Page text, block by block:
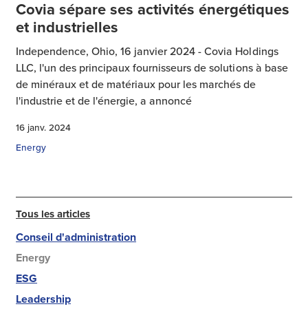
Covia sépare ses activités énergétiques
et industrielles
Independence, Ohio, 16 janvier 2024 - Covia Holdings
LLC, l'un des principaux fournisseurs de solutions à base
de minéraux et de matériaux pour les marchés de
l'industrie et de l'énergie, a annoncé
16 janv. 2024
Energy
Tous les articles
Conseil d'administration
Energy
ESG
Leadership